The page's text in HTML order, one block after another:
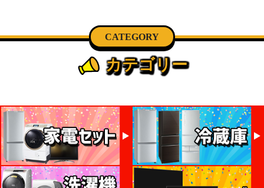
CATEGORY
カテゴリー